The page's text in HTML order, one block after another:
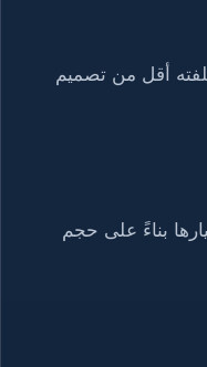
أقل من تصميم
بناءً على حجم